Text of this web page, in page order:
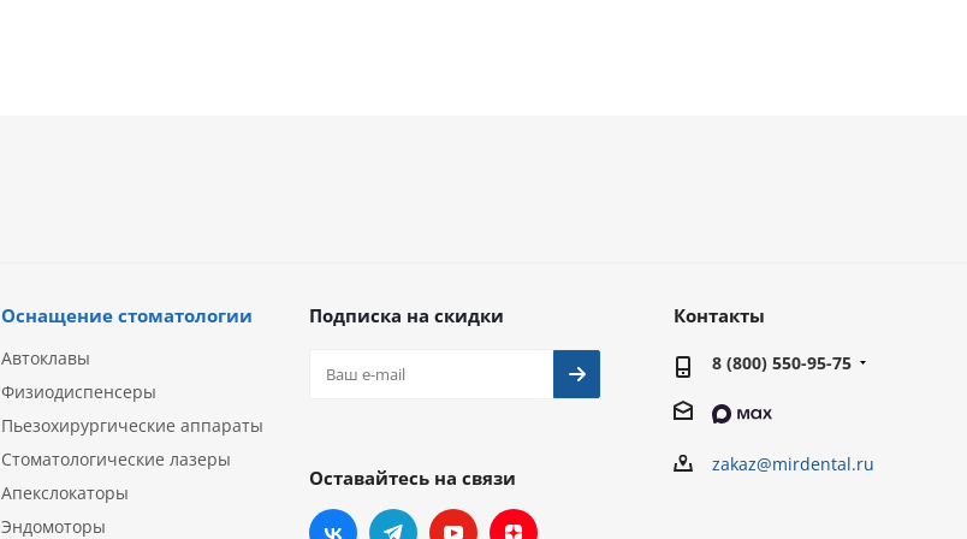
Оснащение стоматологии
Автоклавы
Физиодиспенсеры
Пьезохирургические аппараты
Стоматологические лазеры
Апекслокаторы
Эндомоторы
Подписка на скидки
Оставайтесь на связи
Контакты
8 (800) 550-95-75
zakaz@mirdental.ru